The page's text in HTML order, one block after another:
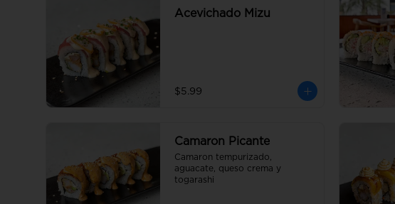
Acevichado Mizu
$5.99
Camaron Picante
Camaron tempurizado,
aguacate, queso crema y
togarashi